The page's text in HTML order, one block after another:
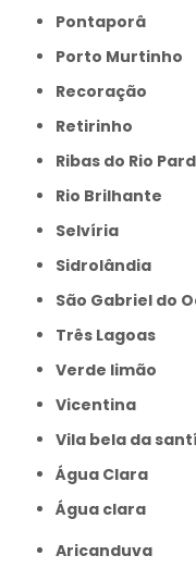
Pontaporâ
Porto Murtinho
Recoração
Retirinho
Ribas do Rio
Rio Brilhante
Selvíria
Sidrolândia
São Gabriel do
Três Lagoas
Verde limão
Vicentina
Vila bela da
Água Clara
Água clara
Aricanduva